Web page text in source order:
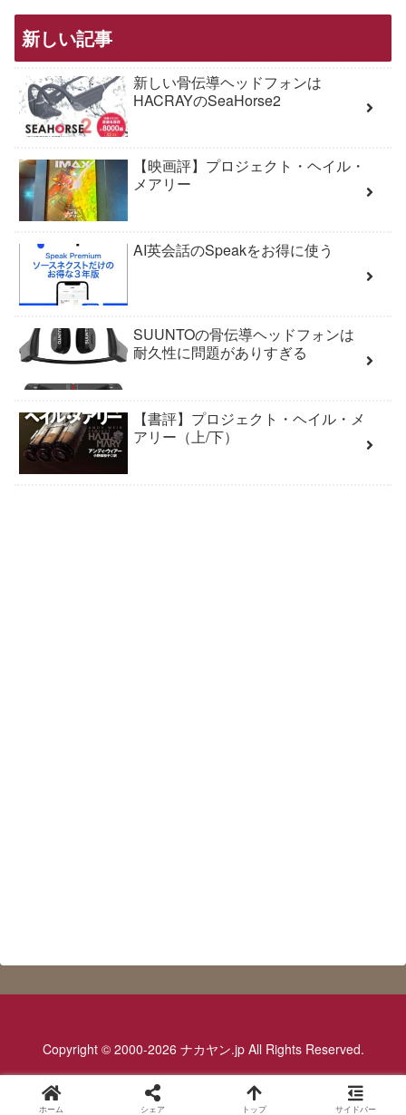
新しい記事
新しい骨伝導ヘッドフォンは
HACRAYのSeaHorse2
【映画評】プロジェクト・ヘイル・
メアリー
AI英会話のSpeakをお得に使う
SUUNTOの骨伝導ヘッドフォンは
耐久性に問題がありすぎる
【書評】プロジェクト・ヘイル・メ
アリー（上/下）
Copyright © 2000-2026 ナカヤン.jp All Rights Reserved.
ホーム シェア トップ サイドバー